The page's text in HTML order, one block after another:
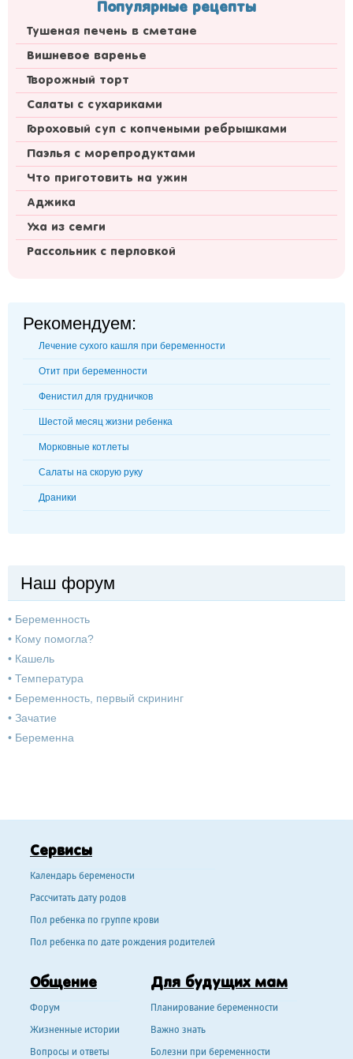
Популярные рецепты
Тушеная печень в сметане
Вишневое варенье
Творожный торт
Салаты с сухариками
Гороховый суп с копчеными ребрышками
Паэлья с морепродуктами
Что приготовить на ужин
Аджика
Уха из семги
Рассольник с перловкой
Рекомендуем:
Лечение сухого кашля при беременности
Отит при беременности
Фенистил для грудничков
Шестой месяц жизни ребенка
Морковные котлеты
Салаты на скорую руку
Драники
Наш форум
• Беременность
• Кому помогла?
• Кашель
• Температура
• Беременность, первый скрининг
• Зачатие
• Беременна
Сервисы
Календарь беремености
Рассчитать дату родов
Пол ребенка по группе крови
Пол ребенка по дате рождения родителей
Общение
Форум
Жизненные истории
Вопросы и ответы
Для будущих мам
Планирование беременности
Важно знать
Болезни при беременности